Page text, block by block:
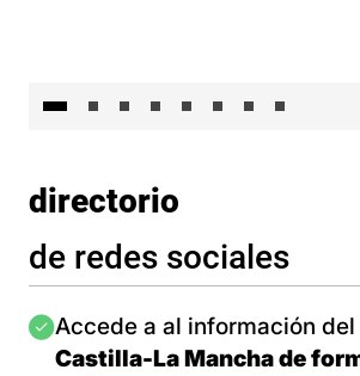
directorio
de redes sociales
Imagen
Accede a al información del
Castilla-La Mancha de